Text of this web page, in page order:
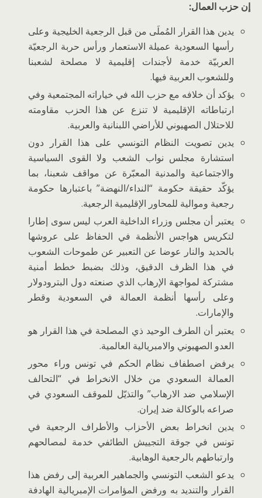
إن حزب العمال:
يدين هذا القرار المُملَى من قبل الرجعية الخليجية وعلى
رأسها السعودية عميلة الاستعمار ورأس حربة الرجعيّة
العربيّة خدمة لأجندات إقليمية لا مصلحة لشعبنا
وللشعوب العربية فيها.
يؤكد أن خلافه مع حزب الله في خياراته المجتمعية وفي
ارتباطاته الإقليمية لا تنزع عن هذا الحزب مقاومته
للاحتلال الصهيوني للأراضي اللبنانية والعربية.
يدين تصويت النظام التونسي على هذا القرار دون
استشارة مجلس نواب الشعب ولا القوى السياسية
والاجتماعية والمدنية المعبّرة عن مواقف شعبنا، بما
يؤكّد حقيقة حكومة “النداء/النهضة” باعتبارها حكومة
رجعية وموالية للمحاور الإقليمية الرجعية.
يعتبر أن مجلس وزراء الداخلية العرب ليس سوى إطارا
لتكريس هواجس الأنظمة في الحفاظ على عروشها
بالحديد والنار عوضا عن التعبير عن طموحات الشعوب
في هذا الظرف الدقيق، وذلك بضبط خطط أمنية
مشتركة لمواجهة الإرهاب الذي صنعته دول البترودولار
وعلى رأسها أنظمة العمالة في السعودية وقطر
والإمارات.
يعتبر أن الطرف الوحيد ذي المصلحة في هذا القرار هو
العدو الصهيوني والامبريالية العالمية.
يرفض اصطفاف نظام الحكم في تونس وراء محور
العمالة السعودي من خلال الانخراط في “التحالف
الإسلامي ضد الارهاب” والتذيّل للموقف السعودي في
صراعه بالوكالة ضد إيران.
يدين انخراط بعض الأحزاب والأطراف الرجعية في
تونس في جوقة التجييش الطائفي خدمة لمصالحهم
وارتباطهم بالرجعية الوهابية.
يدعو الشعب التونسي والجماهير العربية إلى رفض هذا
القرار والتنديد به ورفض المؤامرات الإمبريالية الهادفة